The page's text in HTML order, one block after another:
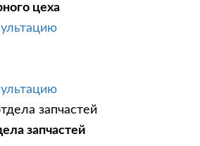
цеха
запчастей